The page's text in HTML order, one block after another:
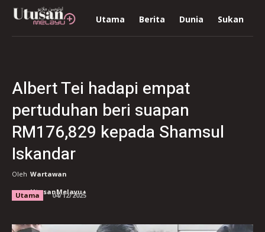
Utama Berita Dunia Sukan
Albert Tei hadapi empat
pertuduhan beri suapan
RM176,829 kepada Shamsul
Iskandar
Oleh Wartawan
UtusanMelayu+
Utama 04/12/2025